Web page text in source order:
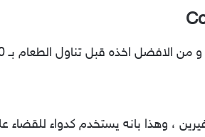
، وهذا بانه يستخدم كدواء